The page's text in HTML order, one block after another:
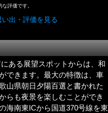
評価です。
出・評価を見る
ある展望スポットからは、和
できます。最大の特徴は、車
山県朝日夕陽百選と書かれた
らも夜景を楽しむことができ
海南東ICから国道370号線を東